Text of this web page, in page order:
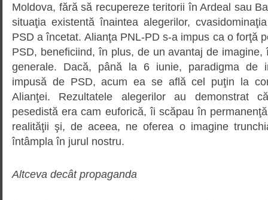
Moldova, fără să recupereze teritorii în Ardeal sau
situaţia existentă înaintea alegerilor,
PSD a încetat. Alianţa PNL-PD s-a impus ca o forţă
PSD, beneficiind, în plus, de un avantaj de imagine,
generale. Dacă, până la 6 iunie, paradigma de
impusă de PSD, acum ea se află cel puţin la
Alianţei. Rezultatele alegerilor au demonstrat
pesedistă era cam euforică, îi scăpau în
realităţii şi, de aceea, ne oferea o imagine
întâmpla în jurul nostru.
Altceva decât propaganda